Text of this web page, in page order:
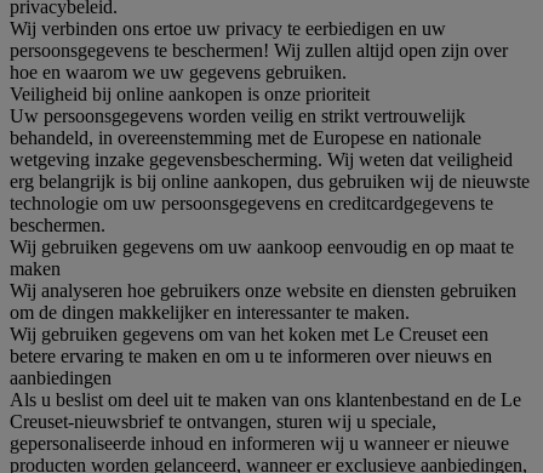
privacybeleid.
Wij verbinden ons ertoe uw privacy te eerbiedigen en uw
persoonsgegevens te beschermen! Wij zullen altijd open zijn over
hoe en waarom we uw gegevens gebruiken.
Veiligheid bij online aankopen is onze prioriteit
Uw persoonsgegevens worden veilig en strikt vertrouwelijk
behandeld, in overeenstemming met de Europese en nationale
wetgeving inzake gegevensbescherming. Wij weten dat veiligheid
erg belangrijk is bij online aankopen, dus gebruiken wij de nieuwste
technologie om uw persoonsgegevens en creditcardgegevens te
beschermen.
Wij gebruiken gegevens om uw aankoop eenvoudig en op maat te
maken
Wij analyseren hoe gebruikers onze website en diensten gebruiken
om de dingen makkelijker en interessanter te maken.
Wij gebruiken gegevens om van het koken met Le Creuset een
betere ervaring te maken en om u te informeren over nieuws en
aanbiedingen
Als u beslist om deel uit te maken van ons klantenbestand en de Le
Creuset-nieuwsbrief te ontvangen, sturen wij u speciale,
gepersonaliseerde inhoud en informeren wij u wanneer er nieuwe
producten worden gelanceerd, wanneer er exclusieve aanbiedingen,